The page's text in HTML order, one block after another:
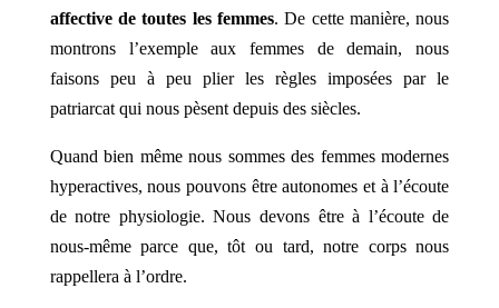
affective de toutes les femmes. De cette manière, nous
montrons l’exemple aux femmes de demain, nous
faisons peu à peu plier les règles imposées par le
patriarcat qui nous pèsent depuis des siècles.
Quand bien même nous sommes des femmes modernes
hyperactives, nous pouvons être autonomes et à l’écoute
de notre physiologie. Nous devons être à l’écoute de
nous-même parce que, tôt ou tard, notre corps nous
rappellera à l’ordre.